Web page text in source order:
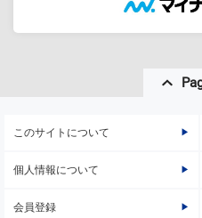
このサイトについて
個人情報について
会員登録